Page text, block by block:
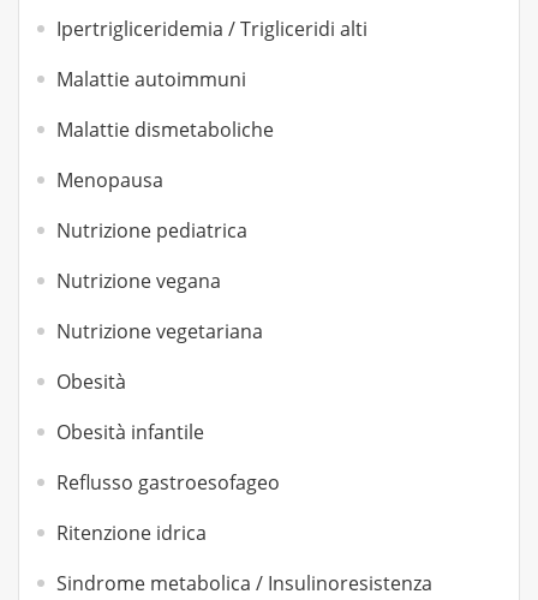
Ipertrigliceridemia / Trigliceridi alti
Malattie autoimmuni
Malattie dismetaboliche
Menopausa
Nutrizione pediatrica
Nutrizione vegana
Nutrizione vegetariana
Obesità
Obesità infantile
Reflusso gastroesofageo
Ritenzione idrica
Sindrome metabolica / Insulinoresistenza